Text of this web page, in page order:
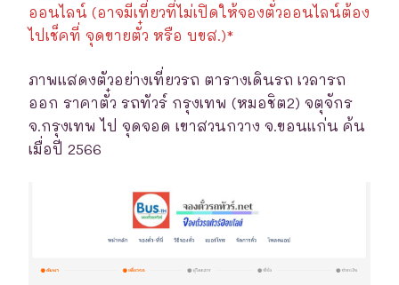
ออนไลน์ (อาจมีเที่ยวที่ไม่เปิดให้จองตั๋วออนไลน์ต้อง
ไปเช็คที่ จุดขายตั๋ว หรือ บขส.)*
ภาพแสดงตัวอย่างเที่ยวรถ ตารางเดินรถ เวลารถ
ออก ราคาตั๋ว รถทัวร์ กรุงเทพ (หมอชิต2) จตุจักร
จ.กรุงเทพ ไป จุดจอด เขาสวนกวาง จ.ขอนแก่น ค้น
เมื่อปี 2566